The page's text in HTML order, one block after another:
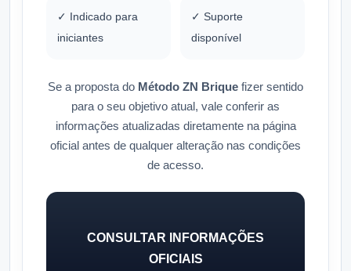
✓ Indicado para
iniciantes
✓ Suporte
disponível
Se a proposta do Método ZN Brique fizer sentido
para o seu objetivo atual, vale conferir as
informações atualizadas diretamente na página
oficial antes de qualquer alteração nas condições
de acesso.
CONSULTAR INFORMAÇÕES
OFICIAIS